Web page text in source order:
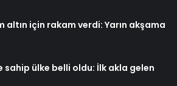
altın için rakam verdi: Yarın akşama
sahip ülke belli oldu: İlk akla gelen